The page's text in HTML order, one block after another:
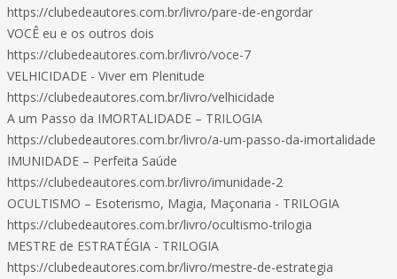
https://clubedeautores.com.br/livro/pare-de-engordar
VOCÊ eu e os outros dois
https://clubedeautores.com.br/livro/voce-7
VELHICIDADE - Viver em Plenitude
https://clubedeautores.com.br/livro/velhicidade
A um Passo da IMORTALIDADE – TRILOGIA
https://clubedeautores.com.br/livro/a-um-passo-da-imortalidade
IMUNIDADE – Perfeita Saúde
https://clubedeautores.com.br/livro/imunidade-2
OCULTISMO – Esoterismo, Magia, Maçonaria - TRILOGIA
https://clubedeautores.com.br/livro/ocultismo-trilogia
MESTRE de ESTRATÉGIA - TRILOGIA
https://clubedeautores.com.br/livro/mestre-de-estrategia